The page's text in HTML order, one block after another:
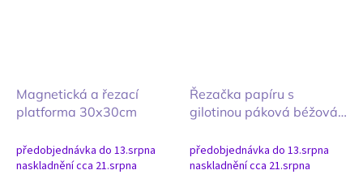
Magnetická a řezací
platforma 30x30cm
předobjednávka do 13.srpna
naskladnění cca 21.srpna
Řezačka papíru s
gilotinou páková béžová
předobjednávka do 13.srpna
naskladnění cca 21.srpna